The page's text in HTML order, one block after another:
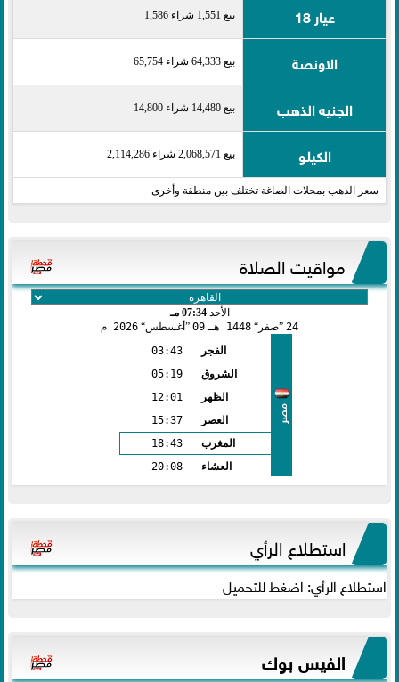
عيار 18 بيع 1,551 شراء 1,586
الاونصة بيع 64,333 شراء 65,754
الجنيه الذهب بيع 14,480 شراء 14,800
الكيلو بيع 2,068,571 شراء 2,114,286
سعر الذهب بمحلات الصاغة تختلف بين منطقة وأخرى
مواقيت الصلاة
الأحد07:34 مـ
24 صفر 1448 هـ 09 أغسطس 2026 م
مصر
الفجر
03:43
الشروق
05:19
الظهر
12:01
العصر
15:37
المغرب
18:43
العشاء
20:08
استطلاع الرأي
استطلاع الرأي: اضغط للتحميل
الفيس بوك